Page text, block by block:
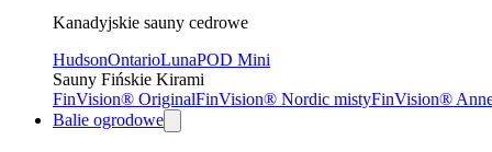
Kanadyjskie sauny cedrowe
HudsonOntarioLunaPOD Mini
Sauny Fińskie Kirami
FinVision® OriginalFinVision® Nordic mistyFinVision®
Balie ogrodowe